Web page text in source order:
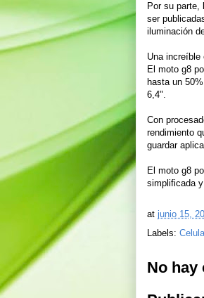
Por su parte,
ser
iluminación
Una increíble
El moto g8
hasta un
6,4".
Con
rendimiento
guardar
El moto g8
simplificada
at junio 15,
Labels:
No hay